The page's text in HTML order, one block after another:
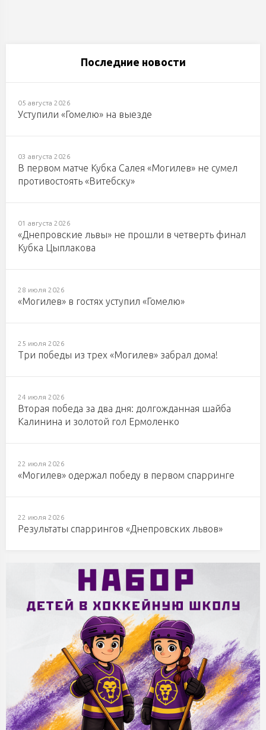
Последние новости
05 августа 2026
Уступили «Гомелю» на выезде
03 августа 2026
В первом матче Кубка Салея «Могилев» не сумел
противостоять «Витебску»
01 августа 2026
«Днепровские львы» не прошли в четверть финал
Кубка Цыплакова
28 июля 2026
«Могилев» в гостях уступил «Гомелю»
25 июля 2026
Три победы из трех «Могилев» забрал дома!
24 июля 2026
Вторая победа за два дня: долгожданная шайба
Калинина и золотой гол Ермоленко
22 июля 2026
«Могилев» одержал победу в первом спарринге
22 июля 2026
Результаты спаррингов «Днепровских львов»